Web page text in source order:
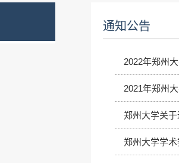
通知公告
2022年郑州
2021年郑州
郑州大学关
郑州大学学